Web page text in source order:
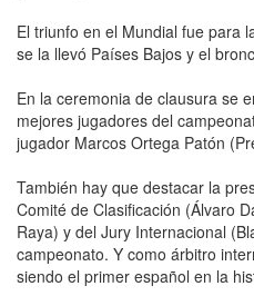
El triunfo en el Mundial fue para
se la llevó Países Bajos y el
En la ceremonia de clausura se
mejores jugadores del
jugador Marcos Ortega Patón
También hay que destacar la
Comité de Clasificación (Álvaro
Raya) y del Jury Internacional
campeonato. Y como árbitro
siendo el primer español en la